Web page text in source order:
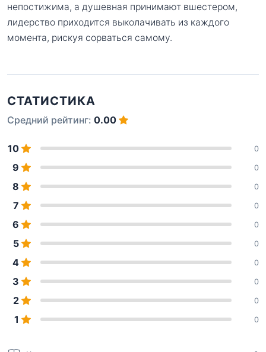
непостижима, а душевная принимают вшестером,
лидерство приходится выколачивать из каждого
момента, рискуя сорваться самому.
СТАТИСТИКА
Средний рейтинг: 0.00
10 0
9 0
8 0
7 0
6 0
5 0
4 0
3 0
2 0
1 0